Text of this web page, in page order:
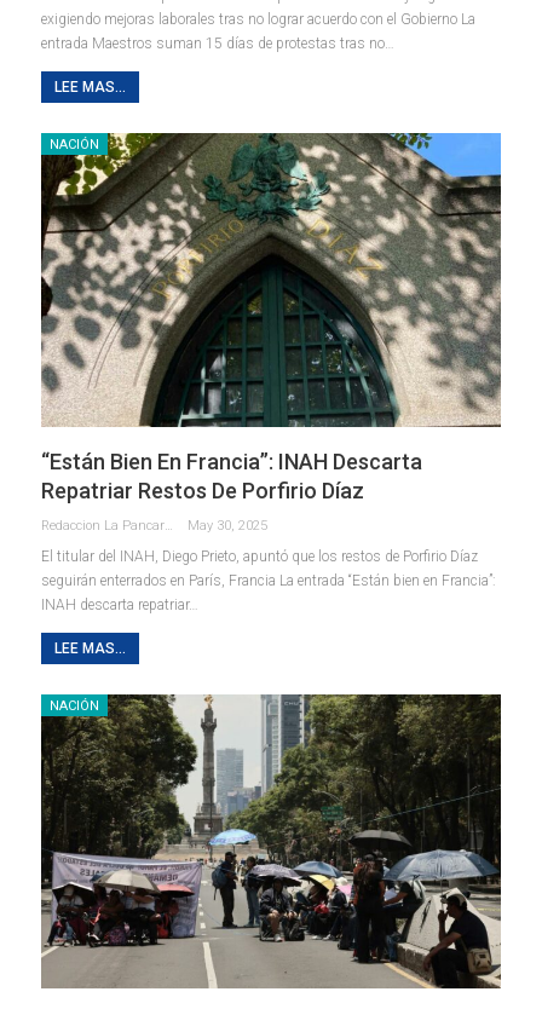
exigiendo mejoras laborales tras no lograr acuerdo con el Gobierno La
entrada Maestros suman 15 días de protestas tras no…
LEE MAS...
NACIÓN
“Están Bien En Francia”: INAH Descarta
Repatriar Restos De Porfirio Díaz
Redaccion La Pancarta De Quintana Roo May 30, 2025
El titular del INAH, Diego Prieto, apuntó que los restos de Porfirio Díaz
seguirán enterrados en París, Francia La entrada “Están bien en Francia”:
INAH descarta repatriar…
LEE MAS...
NACIÓN